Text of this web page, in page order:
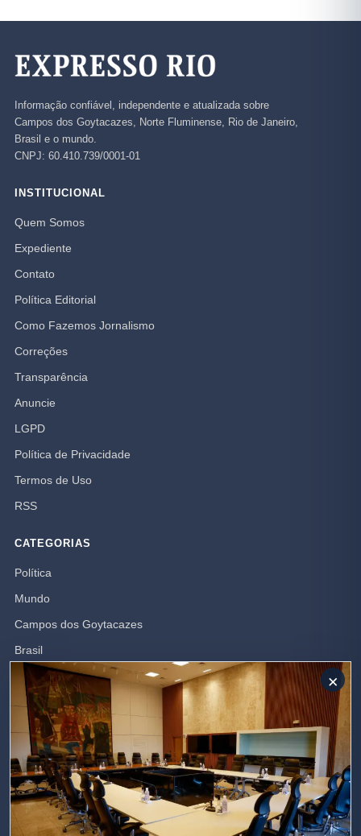
Informação confiável, independente e atualizada sobre
Campos dos Goytacazes, Norte Fluminense, Rio de Janeiro,
Brasil e o mundo.
CNPJ: 60.410.739/0001-01
INSTITUCIONAL
Quem Somos
Expediente
Contato
Política Editorial
Como Fazemos Jornalismo
Correções
Transparência
Anuncie
LGPD
Política de Privacidade
Termos de Uso
RSS
CATEGORIAS
Política
Mundo
Campos dos Goytacazes
Brasil
Opinião
Polícia
Rio de Janeiro
SIGA-NOS
×